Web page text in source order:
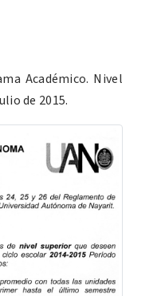
Académico. Nivel
de 2015.